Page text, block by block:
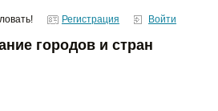
Регистрация Войти
городов и стран